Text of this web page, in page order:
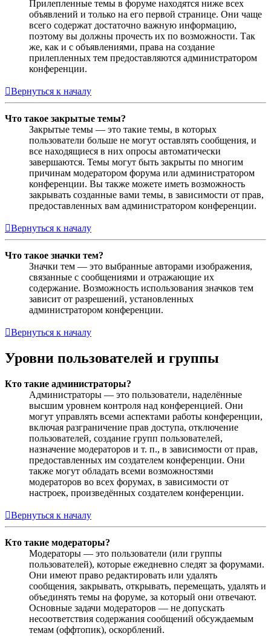
Прилепленные темы в форуме находятся ниже всех
объявлений и только на его первой странице. Они чаще
всего содержат достаточно важную информацию,
поэтому вы должны прочесть их по возможности. Так
же, как и с объявлениями, права на создание
прилепленных тем предоставляются администратором
конференции.
Вернуться к началу
Что такое закрытые темы?
Закрытые темы — это такие темы, в которых
пользователи больше не могут оставлять сообщения, и
все находящиеся в них опросы автоматически
завершаются. Темы могут быть закрыты по многим
причинам модератором форума или администратором
конференции. Вы также можете иметь возможность
закрывать созданные вами темы, в зависимости от прав,
предоставленных вам администратором конференции.
Вернуться к началу
Что такое значки тем?
Значки тем — это выбранные авторами изображения,
связанные с сообщениями и отражающие их
содержание. Возможность использования значков тем
зависит от разрешений, установленных
администратором конференции.
Вернуться к началу
Уровни пользователей и группы
Кто такие администраторы?
Администраторы — это пользователи, наделённые
высшим уровнем контроля над конференцией. Они
могут управлять всеми аспектами работы конференции,
включая разграничение прав доступа, отключение
пользователей, создание групп пользователей,
назначение модераторов и т. п., в зависимости от прав,
предоставленных им создателем конференции. Они
также могут обладать всеми возможностями
модераторов во всех форумах, в зависимости от
настроек, произведённых создателем конференции.
Вернуться к началу
Кто такие модераторы?
Модераторы — это пользователи (или группы
пользователей), которые ежедневно следят за форумами.
Они имеют право редактировать или удалять
сообщения, закрывать, открывать, перемещать, удалять и
объединять темы на форуме, за который они отвечают.
Основные задачи модераторов — не допускать
несоответствия содержания сообщений обсуждаемым
темам (оффтопик), оскорблений.